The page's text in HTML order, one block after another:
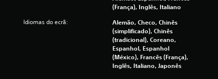
r
a
(França), Inglês, Italiano
Idiomas do ecrã:
Alemão, Checo, Chinês
(simplificado), Chinês
(tradicional), Coreano,
Espanhol, Espanhol
(México), Francês (França),
Inglês, Italiano, Japonês